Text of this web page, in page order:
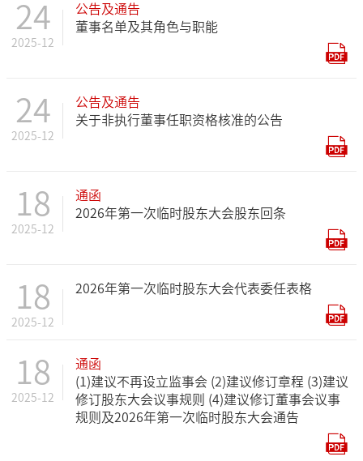
24
2025-12
公告及通告
董事名单及其角色与职能
24
2025-12
公告及通告
关于非执行董事任职资格核准的公告
18
2025-12
通函
2026年第一次临时股东大会股东回条
18
2025-12
2026年第一次临时股东大会代表委任表格
18
2025-12
通函
(1)建议不再设立监事会 (2)建议修订章程 (3)建议
修订股东大会议事规则 (4)建议修订董事会议事
规则及2026年第一次临时股东大会通告